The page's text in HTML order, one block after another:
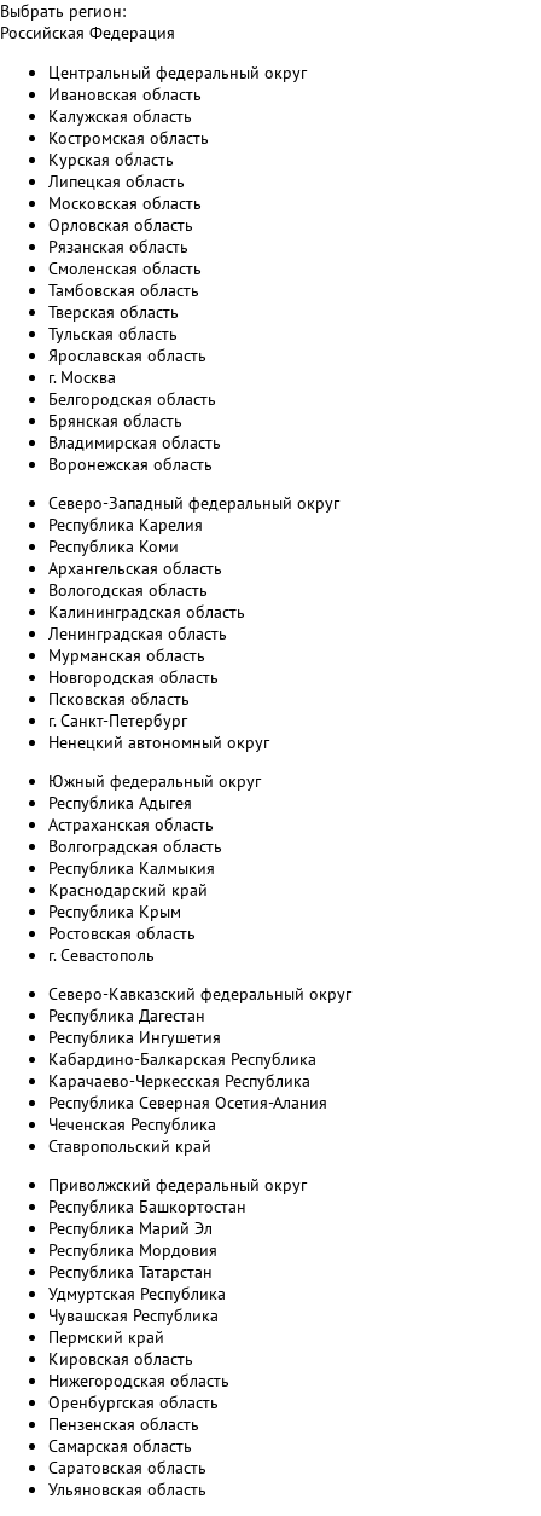
Выбрать регион:
Российская Федерация
Центральный федеральный округ
Ивановская область
Калужская область
Костромская область
Курская область
Липецкая область
Московская область
Орловская область
Рязанская область
Смоленская область
Тамбовская область
Тверская область
Тульская область
Ярославская область
г. Москва
Белгородская область
Брянская область
Владимирская область
Воронежская область
Северо-Западный федеральный округ
Республика Карелия
Республика Коми
Архангельская область
Вологодская область
Калининградская область
Ленинградская область
Мурманская область
Новгородская область
Псковская область
г. Санкт-Петербург
Ненецкий автономный округ
Южный федеральный округ
Республика Адыгея
Астраханская область
Волгоградская область
Республика Калмыкия
Краснодарский край
Республика Крым
Ростовская область
г. Севастополь
Северо-Кавказский федеральный округ
Республика Дагестан
Республика Ингушетия
Кабардино-Балкарская Республика
Карачаево-Черкесская Республика
Республика Северная Осетия-Алания
Чеченская Республика
Ставропольский край
Приволжский федеральный округ
Республика Башкортостан
Республика Марий Эл
Республика Мордовия
Республика Татарстан
Удмуртская Республика
Чувашская Республика
Пермский край
Кировская область
Нижегородская область
Оренбургская область
Пензенская область
Самарская область
Саратовская область
Ульяновская область